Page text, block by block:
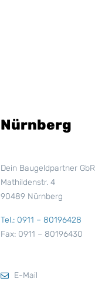
Nürnberg
Dein Baugeldpartner GbR
Mathildenstr. 4
90489 Nürnberg
Tel.: 0911 – 80196428
Fax: 0911 – 80196430
E-Mail